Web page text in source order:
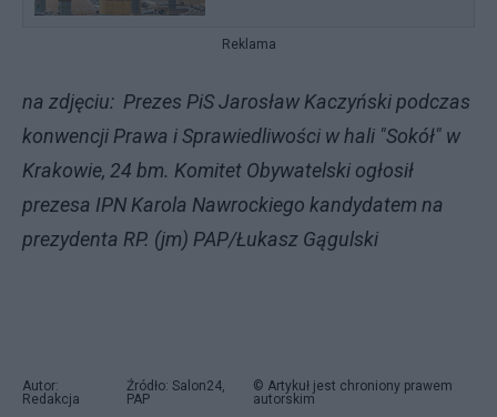
Reklama
na zdjęciu: Prezes PiS Jarosław Kaczyński podczas
konwencji Prawa i Sprawiedliwości w hali "Sokół" w
Krakowie, 24 bm. Komitet Obywatelski ogłosił
prezesa IPN Karola Nawrockiego kandydatem na
prezydenta RP. (jm) PAP/Łukasz Gągulski
Autor:
Redakcja
Źródło: Salon24,
PAP
© Artykuł jest chroniony prawem
autorskim